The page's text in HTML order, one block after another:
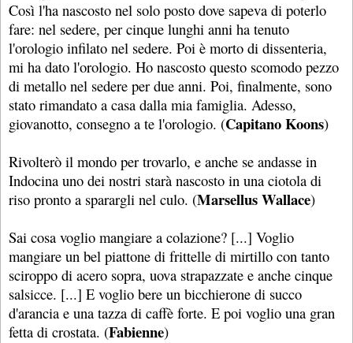
Così l'ha nascosto nel solo posto dove sapeva di poterlo
fare: nel sedere, per cinque lunghi anni ha tenuto
l'orologio infilato nel sedere. Poi è morto di dissenteria,
mi ha dato l'orologio. Ho nascosto questo scomodo pezzo
di metallo nel sedere per due anni. Poi, finalmente, sono
stato rimandato a casa dalla mia famiglia. Adesso,
giovanotto, consegno a te l'orologio. (Capitano Koons)
Rivolterò il mondo per trovarlo, e anche se andasse in
Indocina uno dei nostri starà nascosto in una ciotola di
riso pronto a sparargli nel culo. (Marsellus Wallace)
Sai cosa voglio mangiare a colazione? [...] Voglio
mangiare un bel piattone di frittelle di mirtillo con tanto
sciroppo di acero sopra, uova strapazzate e anche cinque
salsicce. [...] E voglio bere un bicchierone di succo
d'arancia e una tazza di caffè forte. E poi voglio una gran
fetta di crostata. (Fabienne)